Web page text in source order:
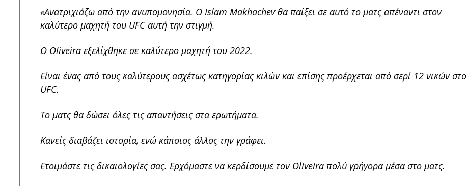
«Ανατριχιάζω από την ανυπομονησία. Ο Islam Makhachev θα παίξει σε αυτό το ματς απέναντι στον
καλύτερο μαχητή του UFC αυτή την στιγμή.
Ο Oliveira εξελίχθηκε σε καλύτερο μαχητή του 2022.
Είναι ένας από τους καλύτερους ασχέτως κατηγορίας κιλών και επίσης προέρχεται από σερί 12 νικών στο
UFC.
Το ματς θα δώσει όλες τις απαντήσεις στα ερωτήματα.
Κανείς διαβάζει ιστορία, ενώ κάποιος άλλος την γράφει.
Ετοιμάστε τις δικαιολογίες σας. Ερχόμαστε να κερδίσουμε τον Oliveira πολύ γρήγορα μέσα στο ματς.